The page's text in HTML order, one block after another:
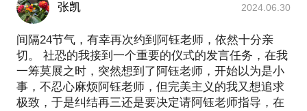
张凯 2024.06.30
间隔24节气，有幸再次约到阿钰老师，依然十分亲
切。 社恐的我接到一个重要的仪式的发言任务，在我
一筹莫展之时，突然想到了阿钰老师，开始以为是小
事，不忍心麻烦阿钰老师，但完美主义的我又想追求
极致，于是纠结再三还是要决定请阿钰老师指导，在